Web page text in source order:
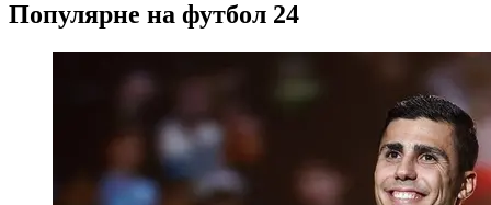
Популярне на футбол 24